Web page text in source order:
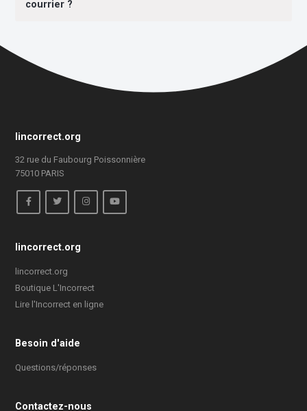
courrier ?
lincorrect.org
32 rue du Faubourg Poissonnière
75010 PARIS
lincorrect.org
lincorrect.org
Boutique L'Incorrect
Lire l'Incorrect en ligne
Besoin d'aide
Questions/réponses
Contactez-nous